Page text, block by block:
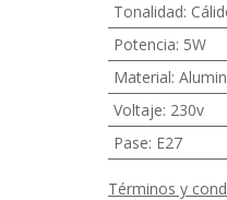
Tonalidad:
Potencia: 5W
Material:
Voltaje: 230v
Pase: E27
Términos y